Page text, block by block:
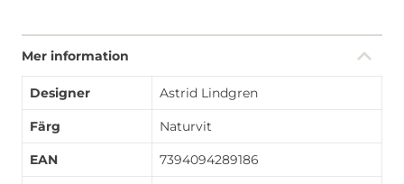
Mer information
Designer Astrid Lindgren
Färg Naturvit
EAN 7394094289186